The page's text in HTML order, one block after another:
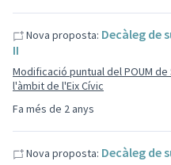
Fa més de 2 anys
Nova proposta: Decàleg de
II
Modificació puntual del POUM
l'àmbit de l'Eix Cívic
Nova proposta: Decàleg de